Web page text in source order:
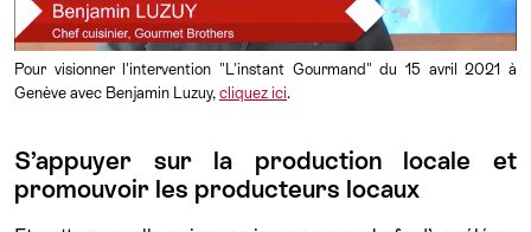
Pour visionner l'intervention "L'instant Gourmand" du 15 avril 2021 à
Genève avec Benjamin Luzuy, cliquez ici.
S’appuyer sur la production locale et
promouvoir les producteurs locaux